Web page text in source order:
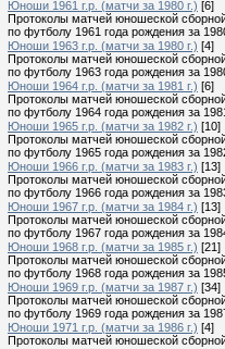
Юноши 1961 г.р. (матчи за 1980 г.) [6]
Протоколы матчей юношеской
по футболу 1961 года рождения за
Юноши 1963 г.р. (матчи за 1980 г.) [4]
Протоколы матчей юношеской
по футболу 1963 года рождения за
Юноши 1964 г.р. (матчи за 1981 г.) [6]
Протоколы матчей юношеской
по футболу 1964 года рождения за
Юноши 1965 г.р. (матчи за 1982 г.) [10]
Протоколы матчей юношеской
по футболу 1965 года рождения за
Юноши 1966 г.р. (матчи за 1983 г.) [13]
Протоколы матчей юношеской
по футболу 1966 года рождения за
Юноши 1967 г.р. (матчи за 1984 г.) [13]
Протоколы матчей юношеской
по футболу 1967 года рождения за
Юноши 1968 г.р. (матчи за 1985 г.) [21]
Протоколы матчей юношеской
по футболу 1968 года рождения за
Юноши 1969 г.р. (матчи за 1987 г.) [34]
Протоколы матчей юношеской
по футболу 1969 года рождения за
Юноши 1971 г.р. (матчи за 1986 г.) [4]
Протоколы матчей юношеской